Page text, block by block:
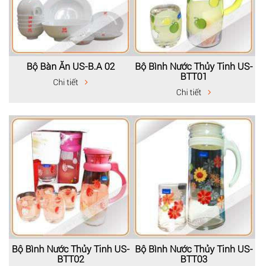
Bộ Bàn Ăn US-B.A 02
Chi tiết
Bộ Bình Nước Thủy Tinh US-
BTT01
Chi tiết
Bộ Bình Nước Thủy Tinh US-
BTT02
Bộ Bình Nước Thủy Tinh US-
BTT03